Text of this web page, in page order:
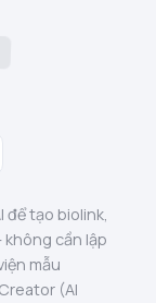
để tạo biolink,
không cần lập
mẫu
(AI